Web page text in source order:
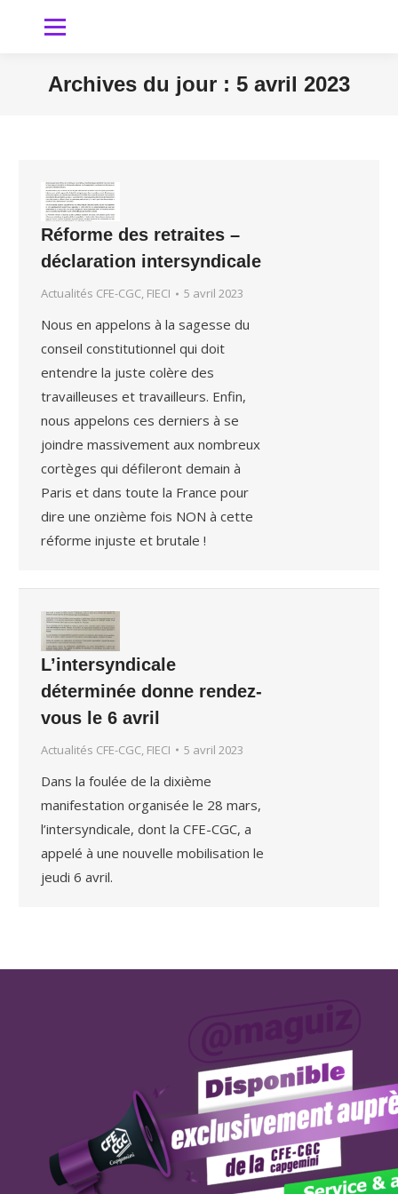
Archives du jour : 5 avril 2023
Réforme des retraites –
déclaration intersyndicale
Actualités CFE-CGC, FIECI 5 avril 2023
Nous en appelons à la sagesse du
conseil constitutionnel qui doit
entendre la juste colère des
travailleuses et travailleurs. Enfin,
nous appelons ces derniers à se
joindre massivement aux nombreux
cortèges qui défileront demain à
Paris et dans toute la France pour
dire une onzième fois NON à cette
réforme injuste et brutale !
L’intersyndicale
déterminée donne rendez-
vous le 6 avril
Actualités CFE-CGC, FIECI 5 avril 2023
Dans la foulée de la dixième
manifestation organisée le 28 mars,
l’intersyndicale, dont la CFE-CGC, a
appelé à une nouvelle mobilisation le
jeudi 6 avril.